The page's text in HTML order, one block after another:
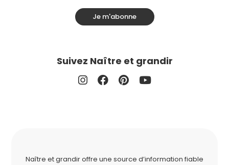
Je m'abonne
Suivez Naître et grandir
Naître et grandir offre une source d’information fiable